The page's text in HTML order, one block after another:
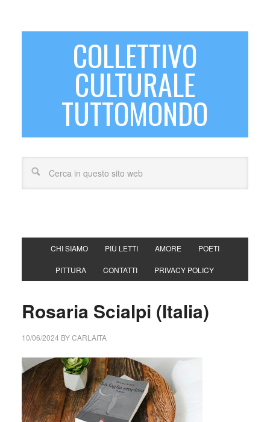
COLLETTIVO
CULTURALE
TUTTOMONDO
CHI SIAMO PIÙ LETTI AMORE POETI
PITTURA CONTATTI PRIVACY POLICY
Rosaria Scialpi (Italia)
10/06/2024 BYCARLAITA